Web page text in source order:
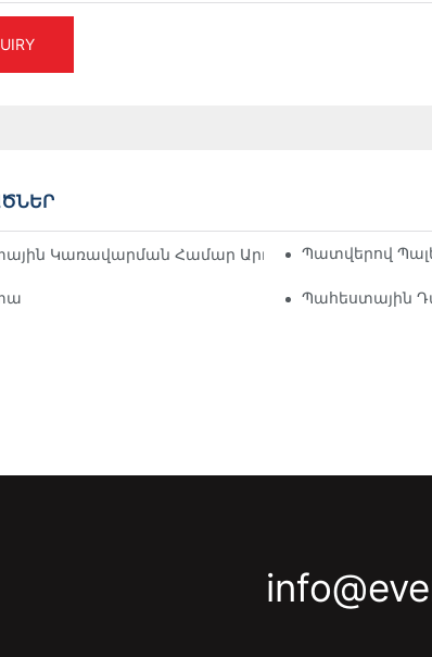
Կառավարման Համար Արդյունաբերական
Պատվերով
Դարակաշարերի ԼուծումներիՊահեստային